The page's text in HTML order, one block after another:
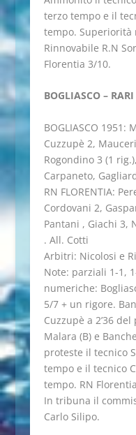
terzo tempo e il
tempo. Superiorità
Rinnovabile R.N
Florentia 3/10.
BOGLIASCO –
BOGLIASCO 1951:
Cuzzupè 2,
Rogondino 3 (1
Carpaneto,
RN FLORENTIA:
Cordovani 2,
Pantani , Giachi 3,
. All. Cotti
Arbitri: Nicolosi e
Note: parziali 1-1,
numeriche:
5/7 + un rigore.
Cuzzupè a 2’36
Malara (B) e
proteste il tecnico
tempo e il tecnico
tempo. RN
In tribuna il
Carlo Silipo.